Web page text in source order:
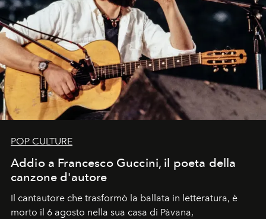
POP CULTURE
Addio a Francesco Guccini, il poeta della
canzone d'autore
Il cantautore che trasformò la ballata in letteratura, è
morto il 6 agosto nella sua casa di Pàvana,